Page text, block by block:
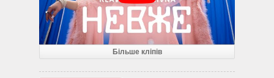
Більше кліпів